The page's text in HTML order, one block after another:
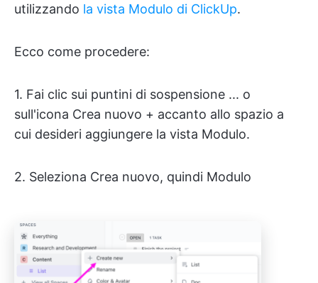
utilizzando la vista Modulo di ClickUp.
Ecco come procedere:
1. Fai clic sui puntini di sospensione ... o
sull'icona Crea nuovo + accanto allo spazio a
cui desideri aggiungere la vista Modulo.
2. Seleziona Crea nuovo, quindi Modulo